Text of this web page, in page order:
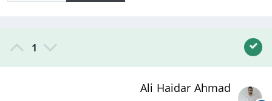
1
Ali Haidar Ahmad